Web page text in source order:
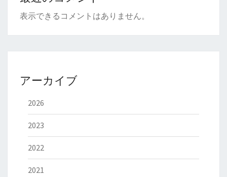
表示できるコメントはありません。
アーカイブ
2026
2023
2022
2021